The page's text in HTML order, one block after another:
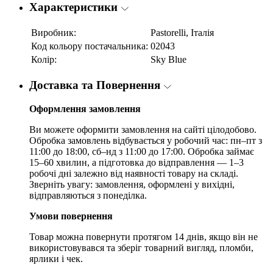
Характеристики
Виробник:
Pastorelli, Італія
Код кольору постачальника: 02043
Колір:
Sky Blue
Доставка та Повернення
Оформлення замовлення
Ви можете оформити замовлення на сайті цілодобово.
Обробка замовлень відбувається у робочий час: пн–пт з
11:00 до 18:00, сб–нд з 11:00 до 17:00. Обробка займає
15–60 хвилин, а підготовка до відправлення — 1–3
робочі дні залежно від наявності товару на складі.
Зверніть увагу: замовлення, оформлені у вихідні,
відправляються з понеділка.
Умови повернення
Товар можна повернути протягом 14 днів, якщо він не
використовувався та зберіг товарний вигляд, пломби,
ярлики і чек.